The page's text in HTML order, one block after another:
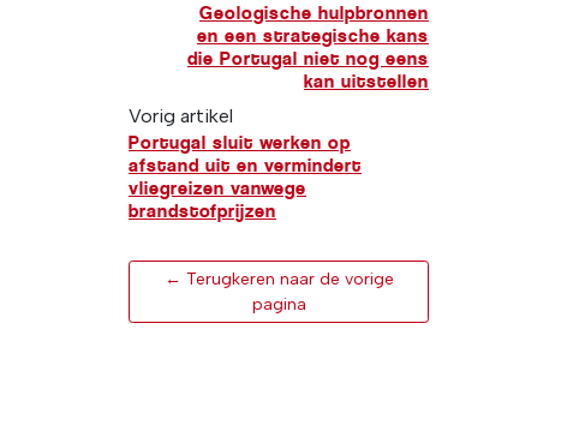
Geologische hulpbronnen
en een strategische kans
die Portugal niet nog eens
kan uitstellen
Vorig artikel
Portugal sluit werken op
afstand uit en vermindert
vliegreizen vanwege
brandstofprijzen
← Terugkeren naar de vorige
pagina